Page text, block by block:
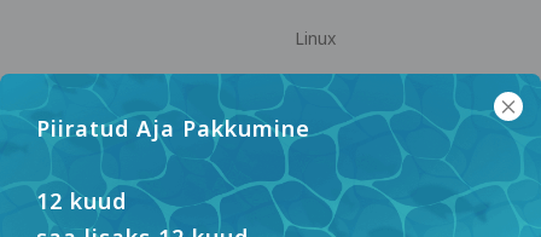
Piiratud Aja Pakkumine
12 kuud
Linux
Android TV
Abikeskus
panda7x24@gmail.com
Koostöö
Hakka Partneriks